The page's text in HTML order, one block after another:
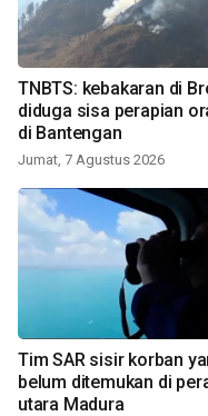
TNBTS: kebakaran di
diduga sisa perapian
di Bantengan
Jumat, 7 Agustus 2026
Tim SAR sisir korban
belum ditemukan di
utara Madura